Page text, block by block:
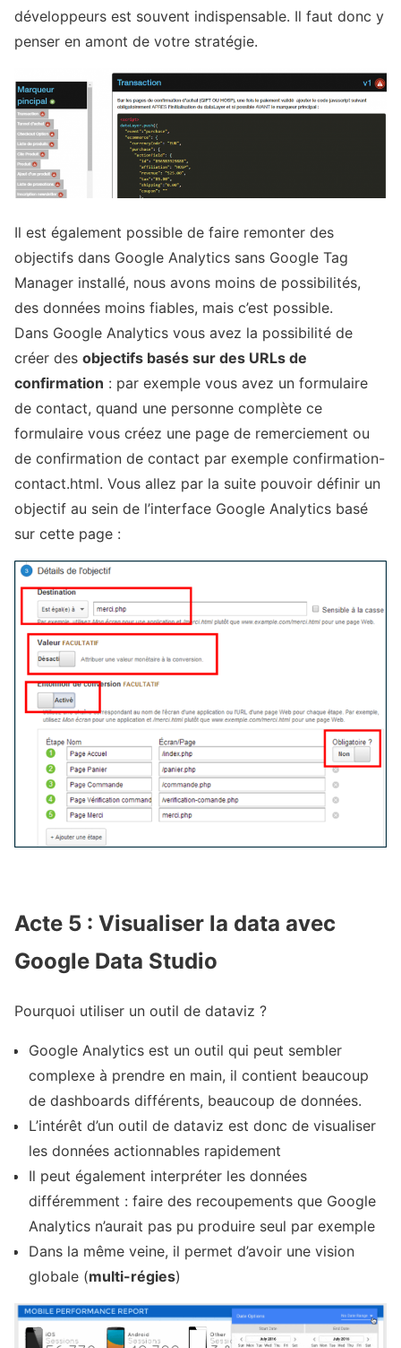
développeurs est souvent indispensable. Il faut donc y
penser en amont de votre stratégie.
Il est également possible de faire remonter des
objectifs dans Google Analytics sans Google Tag
Manager installé, nous avons moins de possibilités,
des données moins fiables, mais c’est possible.
Dans Google Analytics vous avez la possibilité de
créer des objectifs basés sur des URLs de
confirmation : par exemple vous avez un formulaire
de contact, quand une personne complète ce
formulaire vous créez une page de remerciement ou
de confirmation de contact par exemple confirmation-
contact.html. Vous allez par la suite pouvoir définir un
objectif au sein de l’interface Google Analytics basé
sur cette page :
Acte 5 : Visualiser la data avec
Google Data Studio
Pourquoi utiliser un outil de dataviz ?
Google Analytics est un outil qui peut sembler
complexe à prendre en main, il contient beaucoup
de dashboards différents, beaucoup de données.
L’intérêt d’un outil de dataviz est donc de visualiser
les données actionnables rapidement
Il peut également interpréter les données
différemment : faire des recoupements que Google
Analytics n’aurait pas pu produire seul par exemple
Dans la même veine, il permet d’avoir une vision
globale (multi-régies)